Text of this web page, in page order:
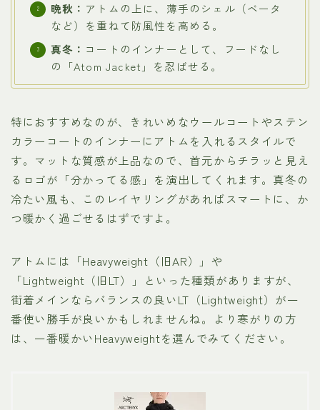
晩秋： アトムの上に、薄手のシェル（ベータ
など）を重ねて防風性を高める。
真冬： コートのインナーとして、フードなし
の「Atom Jacket」を忍ばせる。
特におすすめなのが、きれいめなウールコートやステン
カラーコートのインナーにアトムを入れるスタイルで
す。マットな質感が上品なので、首元からチラッと見え
るロゴが「分かってる感」を演出してくれます。真冬の
冷たい風も、このレイヤリングがあればスマートに、か
つ暖かく過ごせるはずですよ。
アトムには「Heavyweight（旧AR）」や
「Lightweight（旧LT）」といった種類がありますが、
街着メインならバランスの良いLT（Lightweight）が一
番使い勝手が良いかもしれませんね。より寒がりの方
は、一番暖かいHeavyweightを選んでみてください。